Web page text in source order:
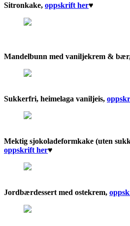
Sitronkake, oppskrift her♥︎
Mandelbunn med vaniljekrem &
Sukkerfri, heimelaga vaniljeis,
Mektig sjokoladeformkake (uten
oppskrift her♥︎
Jordbærdessert med ostekrem,